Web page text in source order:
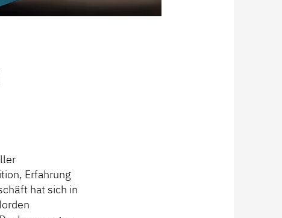
Erfahrung
hat sich in